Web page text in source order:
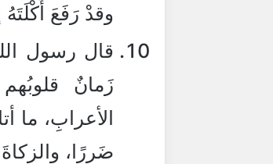
وقدْ رَفَعَ
قال رسول
زَمانٌ
الأعرابِ، ما
ضَررًا،